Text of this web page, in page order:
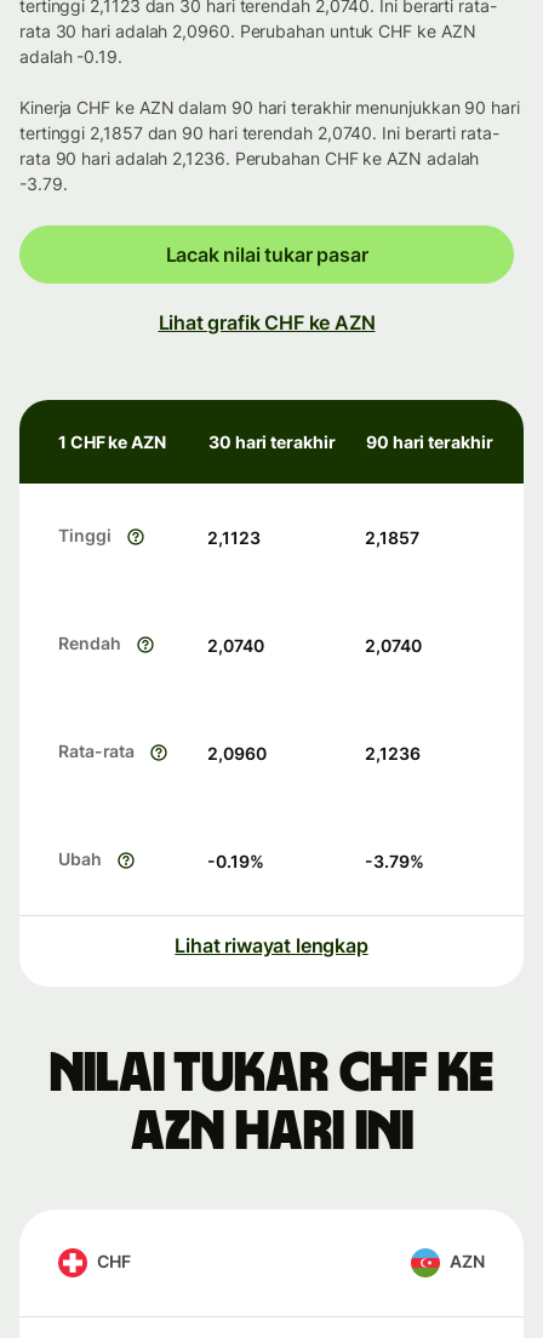
tertinggi 2,1123 dan 30 hari terendah 2,0740. Ini berarti rata-
rata 30 hari adalah 2,0960. Perubahan untuk CHF ke AZN
adalah -0.19.
Kinerja CHF ke AZN dalam 90 hari terakhir menunjukkan 90 hari
tertinggi 2,1857 dan 90 hari terendah 2,0740. Ini berarti rata-
rata 90 hari adalah 2,1236. Perubahan CHF ke AZN adalah
-3.79.
Lacak nilai tukar pasar
Lihat grafik CHF ke AZN
1 CHF ke AZN 30 hari terakhir 90 hari terakhir
Tinggi 2,1123 2,1857
Rendah 2,0740 2,0740
Rata-rata 2,0960 2,1236
Ubah -0.19% -3.79%
Lihat riwayat lengkap
Nilai tukar CHF ke
AZN hari ini
CHF AZN